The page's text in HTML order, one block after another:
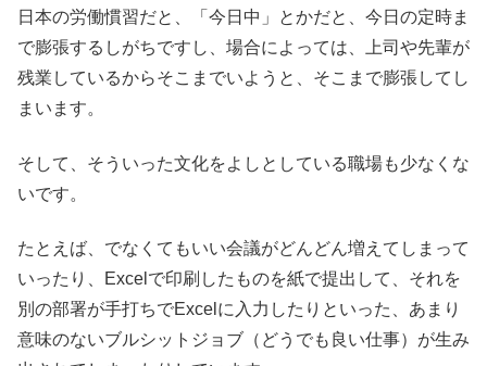
日本の労働慣習だと、「今日中」とかだと、今日の定時ま
で膨張するしがちですし、場合によっては、上司や先輩が
残業しているからそこまでいようと、そこまで膨張してし
まいます。
そして、そういった文化をよしとしている職場も少なくな
いです。
たとえば、でなくてもいい会議がどんどん増えてしまって
いったり、Excelで印刷したものを紙で提出して、それを
別の部署が手打ちでExcelに入力したりといった、あまり
意味のないブルシットジョブ（どうでも良い仕事）が生み